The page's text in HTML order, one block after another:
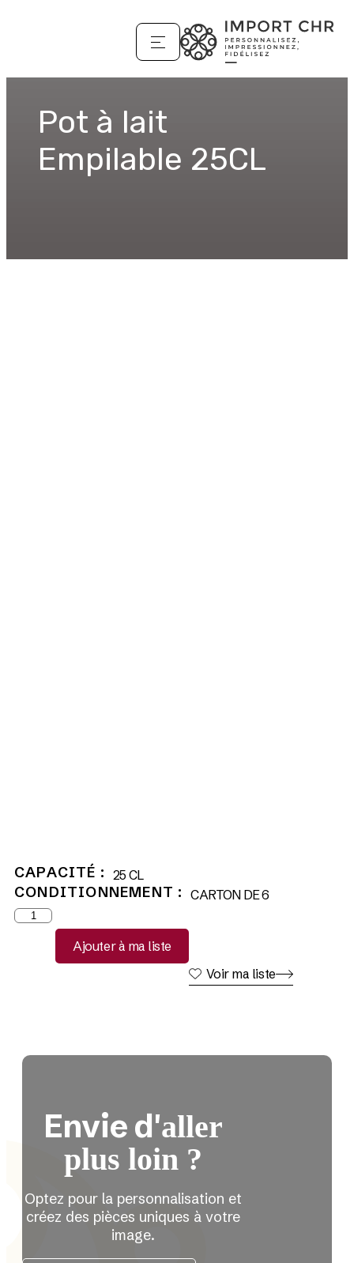
Pot à lait
Empilable 25CL
CAPACITÉ : 25 CL
CONDITIONNEMENT : CARTON DE 6
Ajouter à ma liste
Voir ma liste
Envie d'aller
plus loin ?
Optez pour la personnalisation et
créez des pièces uniques à votre
image.